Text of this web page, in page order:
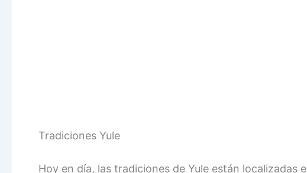
Tradiciones Yule
Hoy en día, las tradiciones de Yule están localizadas